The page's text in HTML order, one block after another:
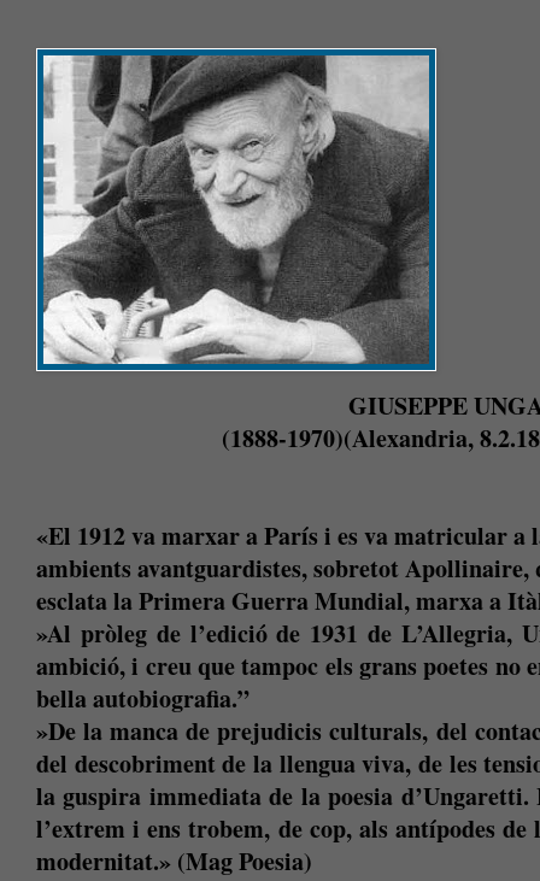
GIUSEPPE
(1888-1970)(Alexandria,
«El 1912 va marxar a París i es va matricular a
ambients avantguardistes, sobretot
esclata la Primera Guerra Mundial, marxa a
»Al pròleg de l’edició de 1931 de
ambició, i creu que tampoc els grans poetes no
bella autobiografia.”
»De la manca de prejudicis culturals, del
del descobriment de la llengua viva, de les
la guspira immediata de la poesia
l’extrem i ens trobem, de cop, als antípodes
modernitat.» (Mag Poesia)